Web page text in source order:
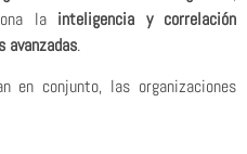
la inteligencia y correlación
avanzadas.
en conjunto, las organizaciones